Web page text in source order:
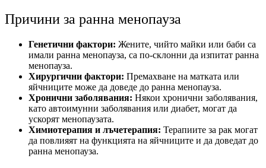
Причини за ранна менопауза
Генетични фактори: Жените, чийто майки или баби са
имали ранна менопауза, са по-склонни да изпитат ранна
менопауза.
Хирургични фактори: Премахване на матката или
яйчниците може да доведе до ранна менопауза.
Хронични заболявания: Някои хронични заболявания,
като автоимунни заболявания или диабет, могат да
ускорят менопаузата.
Химиотерапия и лъчетерапия: Терапиите за рак могат
да повлияят на функцията на яйчниците и да доведат до
ранна менопауза.